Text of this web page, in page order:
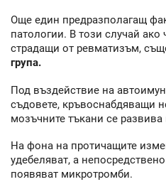
Още един предразполагащ
патологии. В този случай
страдащи от ревматизъм,
група.
Под въздействие на
съдовете, кръвоснабдяващи
мозъчните тъкани се
На фона на протичащите
удебеляват, а
появяват микротромби.